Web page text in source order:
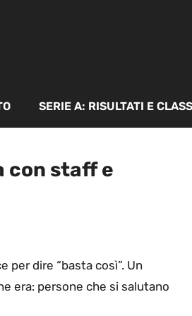
SERIE A: RISULTATI E
con staff e
dire “basta così”. Un
era: persone che si salutano